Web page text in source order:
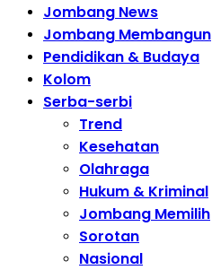
Jombang News
Jombang Membangun
Pendidikan & Budaya
Kolom
Serba-serbi
Trend
Kesehatan
Olahraga
Hukum & Kriminal
Jombang Memilih
Sorotan
Nasional